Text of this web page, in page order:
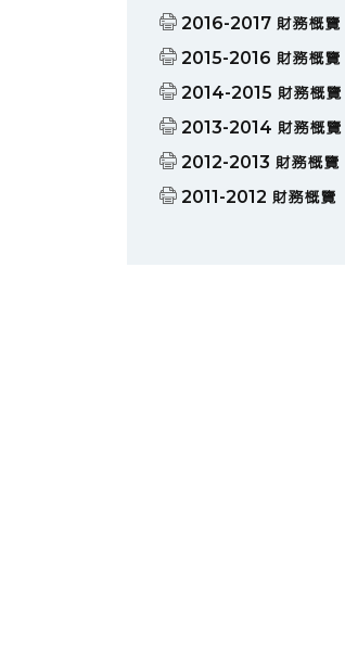
2016-2017 財務概覽
2015-2016 財務概覽
2014-2015 財務概覽
2013-2014 財務概覽
2012-2013 財務概覽
2011-2012 財務概覽